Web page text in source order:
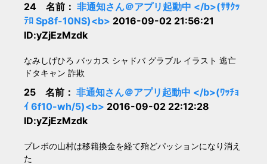
24 名前： 非通知さん＠アプリ起動中 </b>(ｻｻｸｯ
ﾃﾛ Sp8f-10NS)<b> 2016-09-02 21:56:21
ID:yZjEzMzdk
なみしげひろ バッカス シャドバ グラブル イラスト 逃亡
ドタキャン 詐欺
25 名前： 非通知さん＠アプリ起動中 </b>(ﾜｯﾁｮ
ｲ 6f10-wh/5)<b> 2016-09-02 22:12:28
ID:yZjEzMzdk
プレボの山村は移籍換金を経て殆どパッションになり消え
た